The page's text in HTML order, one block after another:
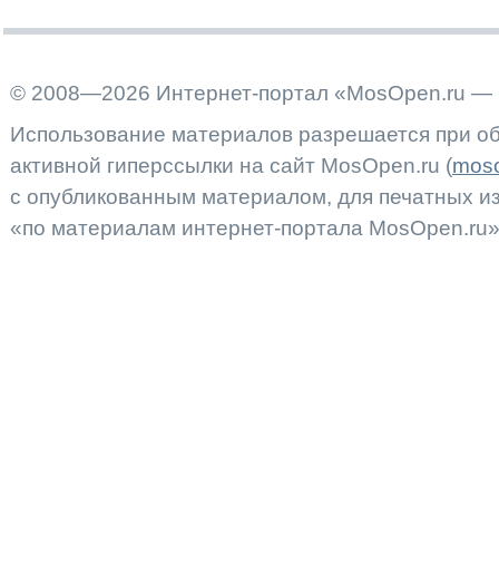
© 2008—2026 Интернет-портал «MosOpen.ru —
Использование материалов разрешается при
активной гиперссылки на сайт MosOpen.ru (
с опубликованным материалом, для печатных
«по материалам интернет-портала